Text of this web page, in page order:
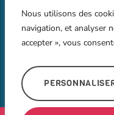
Nous utilisons des
navigation, et analyser
accepter », vous
éducation
primaire de qualité,
et bienveillant.